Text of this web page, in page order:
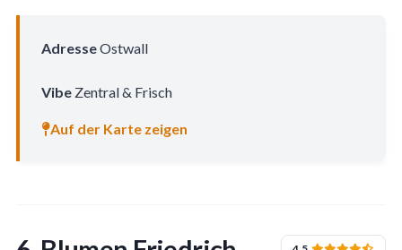
AdresseOstwall
VibeZentral & Frisch
Auf der Karte zeigen